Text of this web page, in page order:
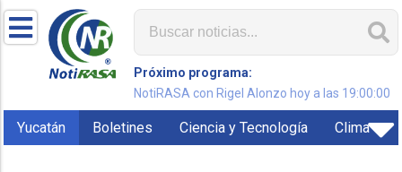
Próximo programa:
NotiRASA con Rigel Alonzo hoy a las 19:00:00
Yucatán Boletines Ciencia y Tecnología Clima